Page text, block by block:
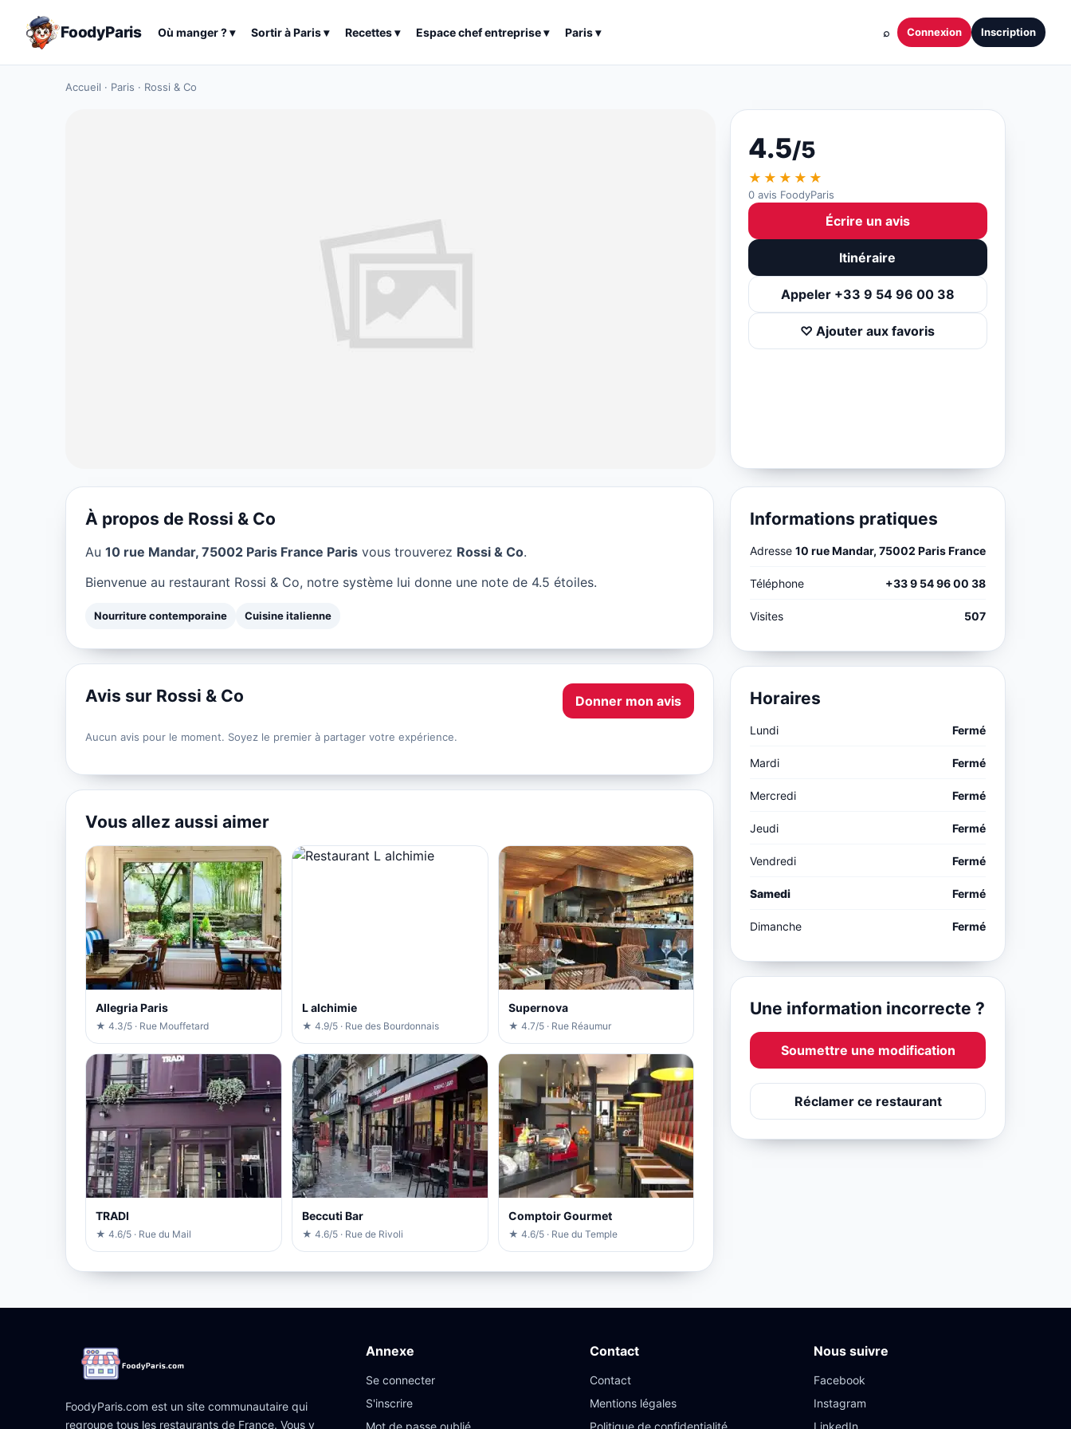
FoodyParis Où manger ?▾ Sortir àParis▾ Recettes▾ Espace chef entreprise▾ Paris▾ ⌕ Connexion Inscription
Accueil · Paris · Rossi & Co
Rossi & Co à Paris
4.5/5
★★★★★
0 avis FoodyParis
Écrire un avis
Itinéraire
Appeler +33 9 54 96 00 38
♡ Ajouter aux favoris
À propos de Rossi & Co
Au 10 rue Mandar, 75002 Paris France Paris vous trouverez Rossi & Co.
Bienvenue au restaurant Rossi & Co, notre système lui donne une note de 4.5 étoiles.
Nourriture contemporaine Cuisine italienne
Avis sur Rossi & Co Donner mon avis
Aucun avis pour le moment. Soyez le premier à partager votre expérience.
Vous allez aussi aimer
Allegria Paris
★ 4.3/5 · Rue Mouffetard
L alchimie
★ 4.9/5 · Rue des Bourdonnais
Supernova
★ 4.7/5 · Rue Réaumur
TRADI
★ 4.6/5 · Rue du Mail
Beccuti Bar
★ 4.6/5 · Rue de Rivoli
Comptoir Gourmet
★ 4.6/5 · Rue du Temple
Informations pratiques
Adresse 10 rue Mandar, 75002 Paris France
Téléphone +33 9 54 96 00 38
Visites 507
Horaires
Lundi Fermé
Mardi Fermé
Mercredi Fermé
Jeudi Fermé
Vendredi Fermé
Samedi Fermé
Dimanche Fermé
Une information incorrecte ?
Soumettre une modification
Réclamer ce restaurant
FoodyParis.com est un site communautaire qui
regroupe tous les restaurants de France. Vous y
Annexe
Se connecter
S'inscrire
Mot de passe oublié
Contact
Contact
Mentions légales
Politique de confidentialité
Nous suivre
Facebook
Instagram
LinkedIn